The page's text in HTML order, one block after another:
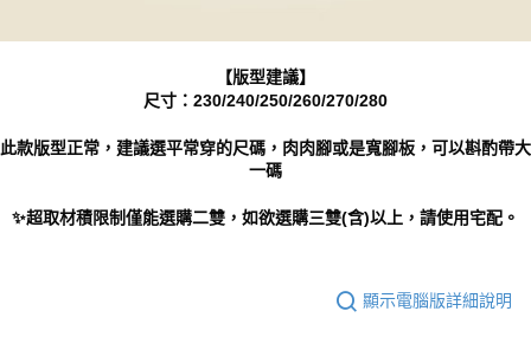
【版型建議】
尺寸：230/240/250/260/270/280
此款版型正常，建議選平常穿的尺碼，肉肉腳或是寬腳板，可以斟酌帶大
一碼
✨超取材積限制僅能選購二雙，如欲選購三雙(含)以上，請使用宅配。
顯示電腦版詳細說明